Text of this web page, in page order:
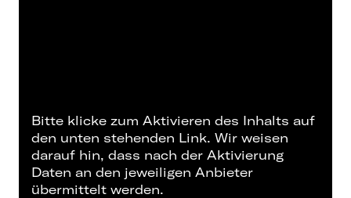
Bitte klicke zum Aktivieren des Inhalts auf
den unten stehenden Link. Wir weisen
darauf hin, dass nach der Aktivierung
Daten an den jeweiligen Anbieter
übermittelt werden.